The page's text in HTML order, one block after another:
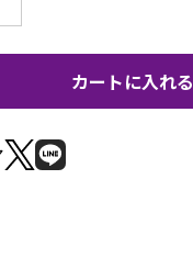
カートに入れる